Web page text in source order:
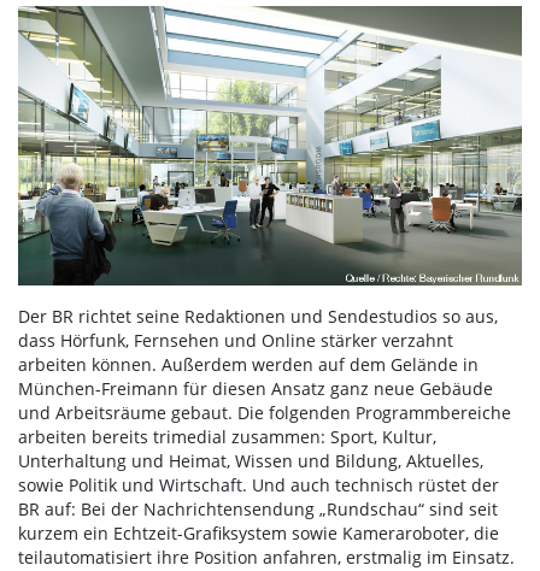
Der BR richtet seine Redaktionen und Sendestudios so aus,
dass Hörfunk, Fernsehen und Online stärker verzahnt
arbeiten können. Außerdem werden auf dem Gelände in
München-Freimann für diesen Ansatz ganz neue Gebäude
und Arbeitsräume gebaut. Die folgenden Programmbereiche
arbeiten bereits trimedial zusammen: Sport, Kultur,
Unterhaltung und Heimat, Wissen und Bildung, Aktuelles,
sowie Politik und Wirtschaft. Und auch technisch rüstet der
BR auf: Bei der Nachrichtensendung „Rundschau“ sind seit
kurzem ein Echtzeit-Grafiksystem sowie Kameraroboter, die
teilautomatisiert ihre Position anfahren, erstmalig im Einsatz.